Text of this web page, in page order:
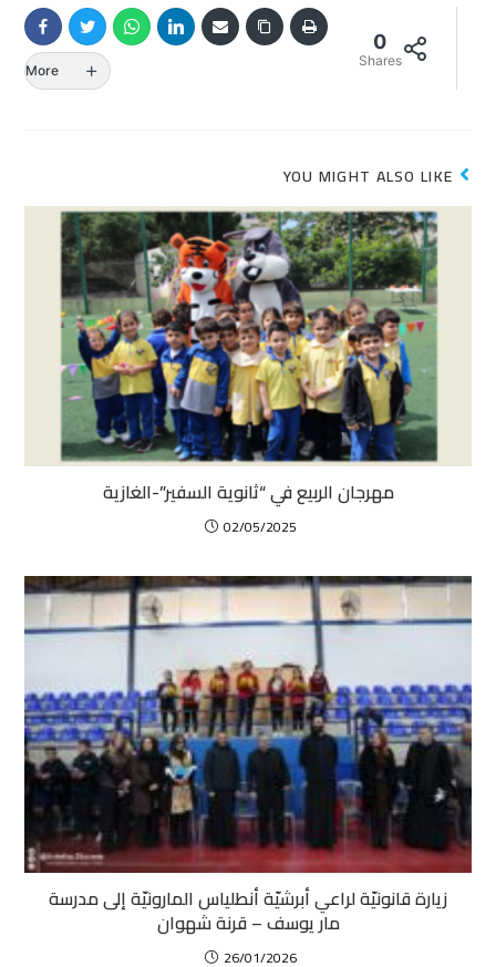
0
Shares
More
YOU MIGHT ALSO LIKE
مهرجان الربيع في “ثانوية السفير”-الغازية
02/05/2025
زيارة قانونيّة لراعي أبرشيّة أنطلياس المارونيّة إلى مدرسة
مار يوسف – قرنة شهوان
26/01/2026